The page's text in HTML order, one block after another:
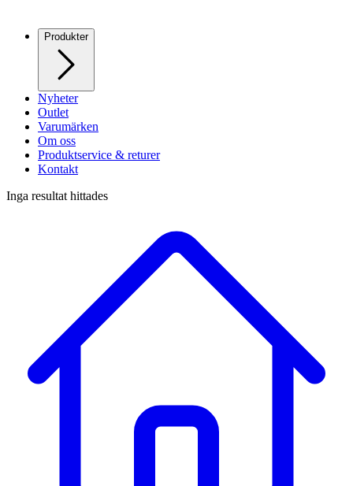
Produkter
Nyheter
Outlet
Varumärken
Om oss
Produktservice & returer
Kontakt
Inga resultat hittades